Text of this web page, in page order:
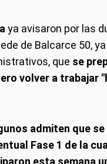
ya avisaron por las
de Balcarce 50,
que se
volver a trabajar
admiten que
Fase 1 de la
esta semana